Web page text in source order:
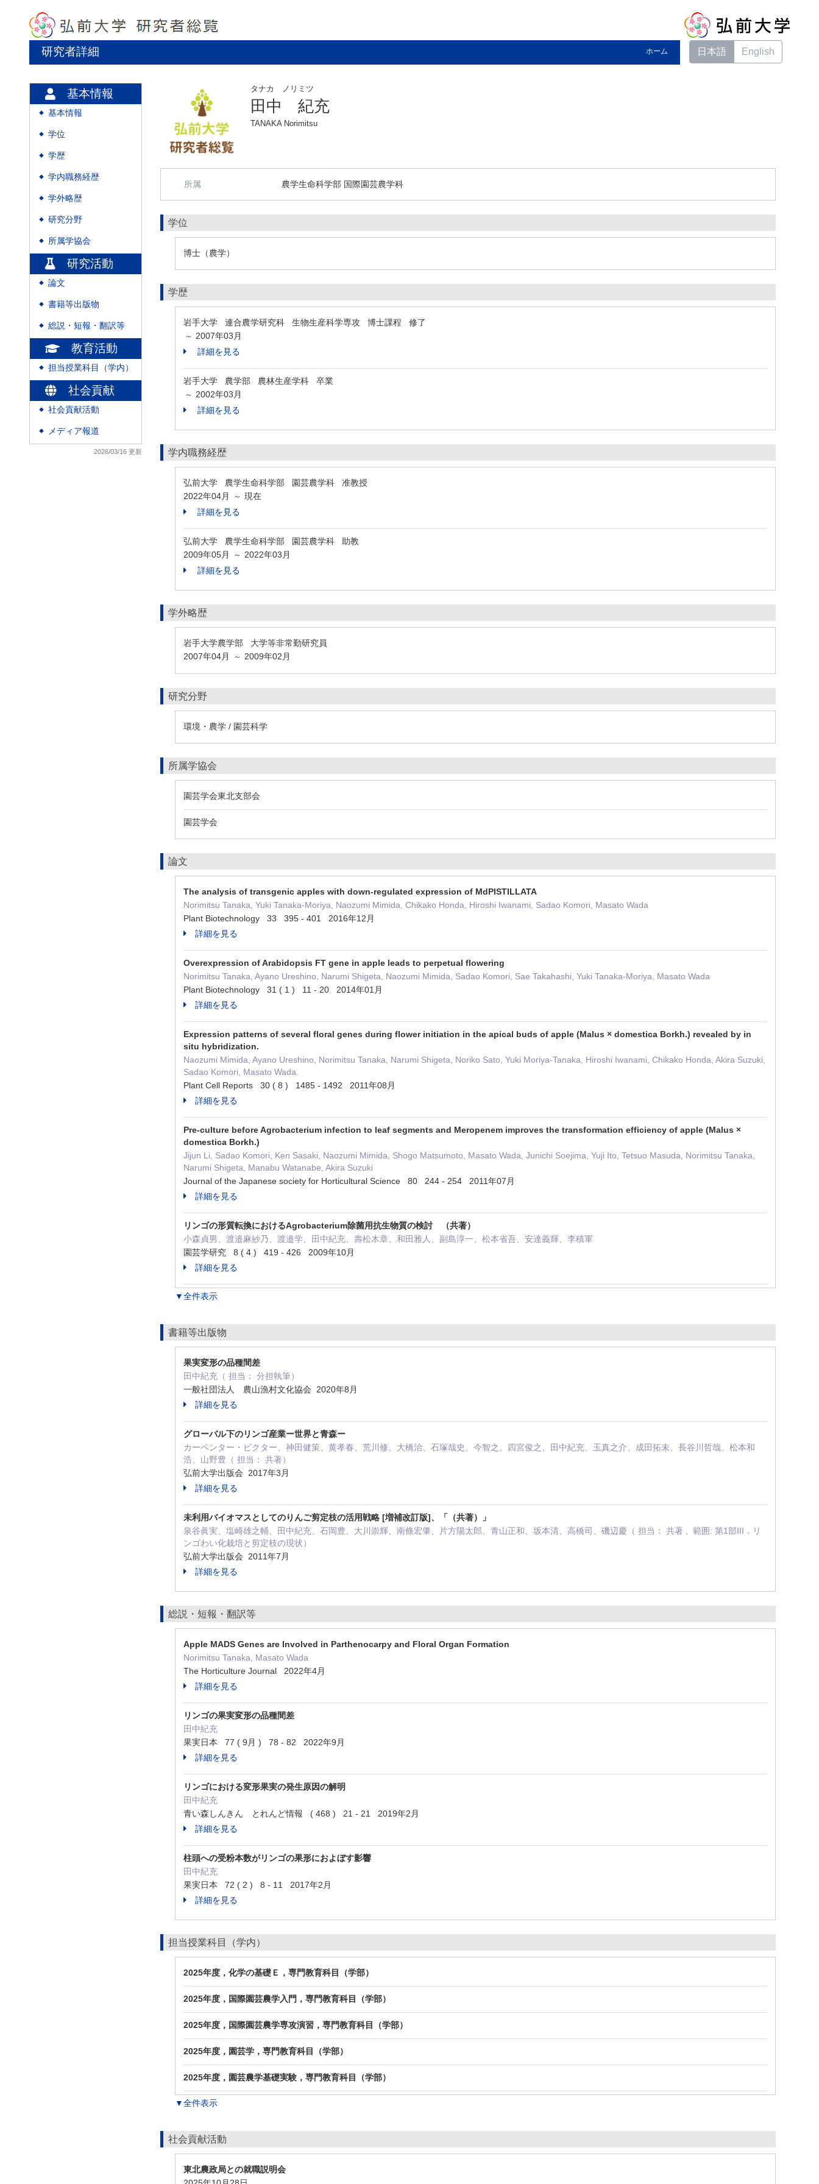
研究者詳細 ホーム 日本語 English
基本情報
◆ 基本情報
◆ 学位
◆ 学歴
◆ 学内職務経歴
◆ 学外略歴
◆ 研究分野
◆ 所属学協会
研究活動
◆ 論文
◆ 書籍等出版物
◆ 総説・短報・翻訳等
教育活動
◆ 担当授業科目（学内）
社会貢献
◆ 社会貢献活動
◆ メディア報道
2026/03/16 更新
タナカ ノリミツ
田中 紀充
TANAKA Norimitsu
所属 農学生命科学部 国際園芸農学科
学位
博士（農学）
学歴
岩手大学 連合農学研究科 生物生産科学専攻 博士課程 修了
～ 2007年03月
詳細を見る
岩手大学 農学部 農林生産学科 卒業
～ 2002年03月
詳細を見る
学内職務経歴
弘前大学 農学生命科学部 園芸農学科 准教授
2022年04月
～ 現在
詳細を見る
弘前大学 農学生命科学部 園芸農学科 助教
2009年05月
～ 2022年03月
詳細を見る
学外略歴
岩手大学農学部 大学等非常勤研究員
2007年04月
～ 2009年02月
研究分野
環境・農学 / 園芸科学
所属学協会
園芸学会東北支部会
園芸学会
論文
The analysis of transgenic apples with down-regulated expression of MdPISTILLATA
Norimitsu Tanaka, Yuki Tanaka-Moriya, Naozumi Mimida, Chikako Honda, Hiroshi Iwanami, Sadao Komori, Masato Wada
Plant Biotechnology 33 395 - 401 2016年12月
詳細を見る
Overexpression of Arabidopsis FT gene in apple leads to perpetual flowering
Norimitsu Tanaka, Ayano Ureshino, Narumi Shigeta, Naozumi Mimida, Sadao Komori, Sae Takahashi, Yuki Tanaka-Moriya, Masato Wada
Plant Biotechnology 31 ( 1 ) 11 - 20 2014年01月
詳細を見る
Expression patterns of several floral genes during flower initiation in the apical buds of apple (Malus × domestica Borkh.) revealed by in
situ hybridization.
Naozumi Mimida, Ayano Ureshino, Norimitsu Tanaka, Narumi Shigeta, Noriko Sato, Yuki Moriya-Tanaka, Hiroshi Iwanami, Chikako Honda, Akira Suzuki,
Sadao Komori, Masato Wada.
Plant Cell Reports 30 ( 8 ) 1485 - 1492 2011年08月
詳細を見る
Pre-culture before Agrobacterium infection to leaf segments and Meropenem improves the transformation efficiency of apple (Malus ×
domestica Borkh.)
Jijun Li, Sadao Komori, Ken Sasaki, Naozumi Mimida, Shogo Matsumoto, Masato Wada, Junichi Soejima, Yuji Ito, Tetsuo Masuda, Norimitsu Tanaka,
Narumi Shigeta, Manabu Watanabe, Akira Suzuki
Journal of the Japanese society for Horticultural Science 80 244 - 254 2011年07月
詳細を見る
リンゴの形質転換におけるAgrobacterium除菌用抗生物質の検討 （共著）
小森貞男、渡邉麻紗乃、渡邉学、田中紀充、壽松木章、和田雅人、副島淳一、松本省吾、安達義輝、李積軍
園芸学研究 8 ( 4 ) 419 - 426 2009年10月
詳細を見る
▼全件表示
書籍等出版物
果実変形の品種間差
田中紀充（ 担当： 分担執筆）
一般社団法人 農山漁村文化協会 2020年8月
詳細を見る
グローバル下のリンゴ産業ー世界と青森ー
カーペンター・ビクター、神田健策、黄孝春、荒川修、大橋治、石塚哉史、今智之、四宮俊之、田中紀充、玉真之介、成田拓未、長谷川哲哉、松本和
浩、山野豊（ 担当： 共著）
弘前大学出版会 2017年3月
詳細を見る
未利用バイオマスとしてのりんご剪定枝の活用戦略 [増補改訂版]、「（共著）」
泉谷眞実、塩崎雄之輔、田中紀充、石岡豊、大川崇輝、南條宏肇、片方陽太郎、青山正和、坂本清、高橋司、磯辺慶（ 担当： 共著 , 範囲: 第1部III．リ
ンゴわい化栽培と剪定枝の現状）
弘前大学出版会 2011年7月
詳細を見る
総説・短報・翻訳等
Apple MADS Genes are Involved in Parthenocarpy and Floral Organ Formation
Norimitsu Tanaka, Masato Wada
The Horticulture Journal 2022年4月
詳細を見る
リンゴの果実変形の品種間差
田中紀充
果実日本 77 ( 9月 ) 78 - 82 2022年9月
詳細を見る
リンゴにおける変形果実の発生原因の解明
田中紀充
青い森しんきん とれんど情報 ( 468 ) 21 - 21 2019年2月
詳細を見る
柱頭への受粉本数がリンゴの果形におよぼす影響
田中紀充
果実日本 72 ( 2 ) 8 - 11 2017年2月
詳細を見る
担当授業科目（学内）
2025年度，化学の基礎Ｅ，専門教育科目（学部）
2025年度，国際園芸農学入門，専門教育科目（学部）
2025年度，国際園芸農学専攻演習，専門教育科目（学部）
2025年度，園芸学，専門教育科目（学部）
2025年度，園芸農学基礎実験，専門教育科目（学部）
▼全件表示
社会貢献活動
東北農政局との就職説明会